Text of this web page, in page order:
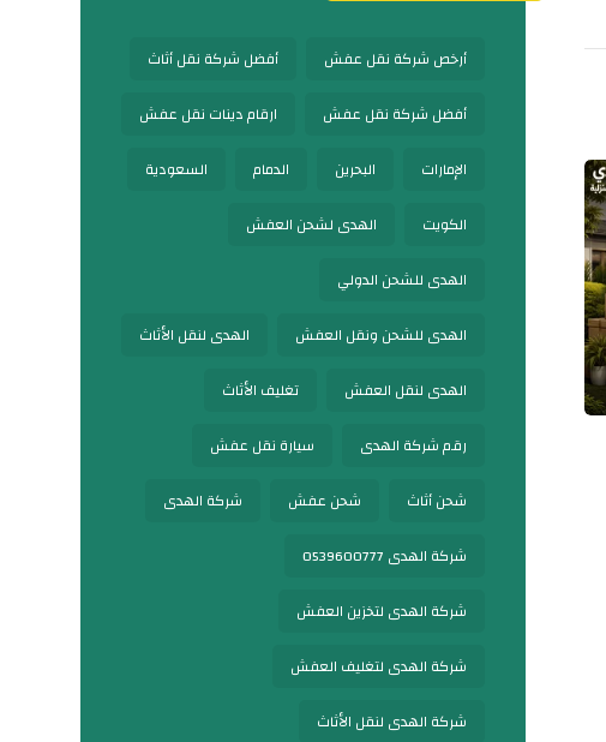
أرخص شركة نقل عفش أفضل شركة نقل أثاث
أفضل شركة نقل عفش ارقام دينات نقل عفش
الإمارات البحرين الدمام السعودية
الكويت الهدى لشحن العفش
الهدى للشحن الدولي
الهدى للشحن ونقل العفش الهدى لنقل الأثاث
الهدى لنقل العفش تغليف الأثاث
رقم شركة الهدى سيارة نقل عفش
شحن أثاث شحن عفش شركة الهدى
شركة الهدى 0539600777
شركة الهدى لتخزين العفش
شركة الهدى لتغليف العفش
شركة الهدى لنقل الأثاث